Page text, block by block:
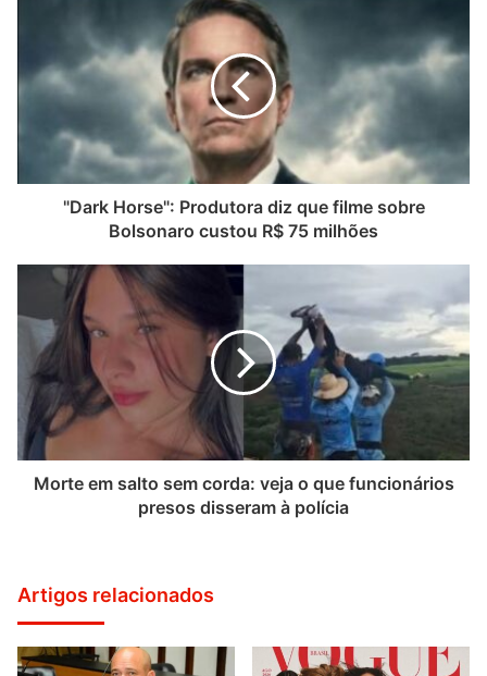
"Dark Horse": Produtora diz que filme sobre
Bolsonaro custou R$ 75 milhões
Morte em salto sem corda: veja o que funcionários
presos disseram à polícia
Artigos relacionados